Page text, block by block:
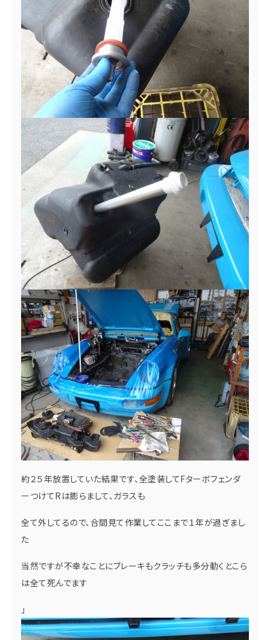
約２５年放置していた結果です、全塗装してFターボフェンダ
ーつけてRは膨らまして、ガラスも
全て外してるので、合間見て作業してここまで１年が過ぎまし
た
当然ですが不幸なことにブレーキもクラッチも多分動くとこら
は全て死んでます
」